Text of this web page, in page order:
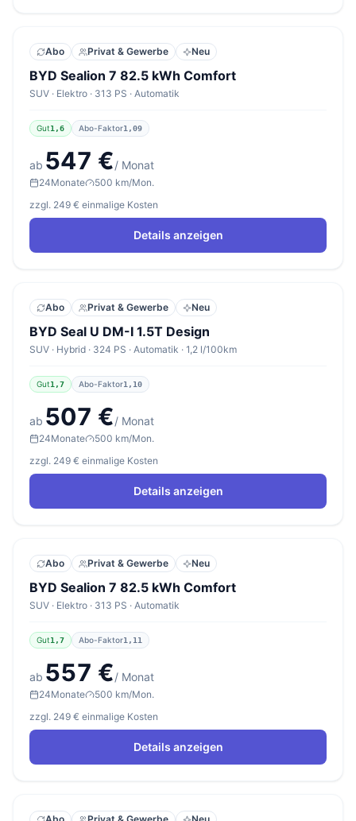
Abo Privat & Gewerbe Neu
BYD Sealion 7 82.5 kWh Comfort
SUV · Elektro · 313 PS · Automatik
Gut1,6 Abo-Faktor1,09
ab 547 €/ Monat
24Monate
500 km/Mon.
zzgl. 249 € einmalige Kosten
Details anzeigen
Abo Privat & Gewerbe Neu
BYD Seal U DM-I 1.5T Design
SUV · Hybrid · 324 PS · Automatik · 1,2 l/100km
Gut1,7 Abo-Faktor1,10
ab 507 €/ Monat
24Monate
500 km/Mon.
zzgl. 249 € einmalige Kosten
Details anzeigen
Abo Privat & Gewerbe Neu
BYD Sealion 7 82.5 kWh Comfort
SUV · Elektro · 313 PS · Automatik
Gut1,7 Abo-Faktor1,11
ab 557 €/ Monat
24Monate
500 km/Mon.
zzgl. 249 € einmalige Kosten
Details anzeigen